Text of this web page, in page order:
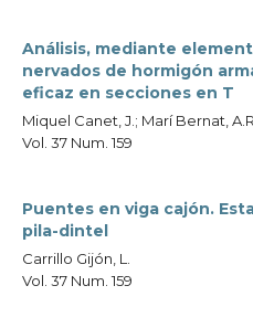
Análisis, mediante
nervados de hormigón
eficaz en secciones en T
Miquel Canet, J.; Marí Bernat, A.R.
Vol. 37 Num. 159
Puentes en viga cajón.
pila-dintel
Carrillo Gijón, L.
Vol. 37 Num. 159